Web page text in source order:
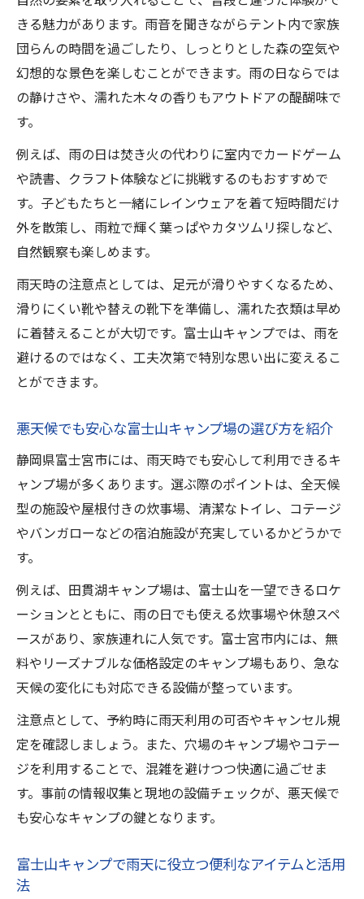
きる魅力があります。雨音を聞きながらテント内で家族
団らんの時間を過ごしたり、しっとりとした森の空気や
幻想的な景色を楽しむことができます。雨の日ならでは
の静けさや、濡れた木々の香りもアウトドアの醍醐味で
す。
例えば、雨の日は焚き火の代わりに室内でカードゲーム
や読書、クラフト体験などに挑戦するのもおすすめで
す。子どもたちと一緒にレインウェアを着て短時間だけ
外を散策し、雨粒で輝く葉っぱやカタツムリ探しなど、
自然観察も楽しめます。
雨天時の注意点としては、足元が滑りやすくなるため、
滑りにくい靴や替えの靴下を準備し、濡れた衣類は早め
に着替えることが大切です。富士山キャンプでは、雨を
避けるのではなく、工夫次第で特別な思い出に変えるこ
とができます。
悪天候でも安心な富士山キャンプ場の選び方を紹介
静岡県富士宮市には、雨天時でも安心して利用できるキ
ャンプ場が多くあります。選ぶ際のポイントは、全天候
型の施設や屋根付きの炊事場、清潔なトイレ、コテージ
やバンガローなどの宿泊施設が充実しているかどうかで
す。
例えば、田貫湖キャンプ場は、富士山を一望できるロケ
ーションとともに、雨の日でも使える炊事場や休憩スペ
ースがあり、家族連れに人気です。富士宮市内には、無
料やリーズナブルな価格設定のキャンプ場もあり、急な
天候の変化にも対応できる設備が整っています。
注意点として、予約時に雨天利用の可否やキャンセル規
定を確認しましょう。また、穴場のキャンプ場やコテー
ジを利用することで、混雑を避けつつ快適に過ごせま
す。事前の情報収集と現地の設備チェックが、悪天候で
も安心なキャンプの鍵となります。
富士山キャンプで雨天に役立つ便利なアイテムと活用
法